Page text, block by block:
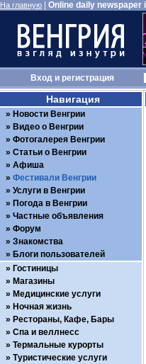
На главную Online daily newspaper
Входи регистрация
Навигация
Новости Венгрии
Видео о Венгрии
Фотогалерея Венгрии
Статьи о Венгрии
Афиша
Фестивали Венгрии
Услуги в Венгрии
Погода в Венгрии
Частные объявления
Форум
Знакомства
Блоги пользователей
Гостиницы
Магазины
Медицинские услуги
Ночная жизнь
Рестораны, Кафе, Бары
Спа и веллнесс
Термальные курорты
Туристические услуги